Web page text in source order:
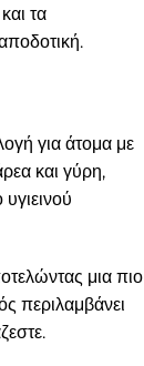
τα
για άτομα με
και γύρη,
μια πιο
περιλαμβάνει